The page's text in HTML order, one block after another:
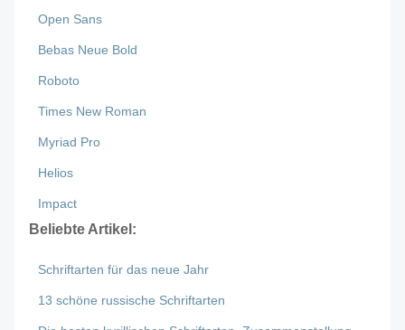
Open Sans
Bebas Neue Bold
Roboto
Times New Roman
Myriad Pro
Helios
Impact
Beliebte Artikel:
Schriftarten für das neue Jahr
13 schöne russische Schriftarten